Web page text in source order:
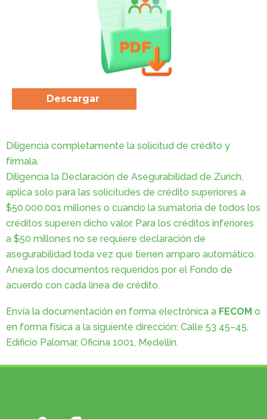
Descargar
Diligencia completamente la solicitud de crédito y
fírmala.
Diligencia la Declaración de Asegurabilidad de Zurich,
aplica solo para las solicitudes de crédito superiores a
$50.000.001 millones o cuando la sumatoria de todos los
créditos superen dicho valor. Para los créditos inferiores
a $50 millones no se requiere declaración de
asegurabilidad toda vez que tienen amparo automático.
Anexa los documentos requeridos por el Fondo de
acuerdo con cada línea de crédito.
Envía la documentación en forma electrónica a FECOM o
en forma física a la siguiente dirección: Calle 53 45–45,
Edificio Palomar, Oficina 1001, Medellín.